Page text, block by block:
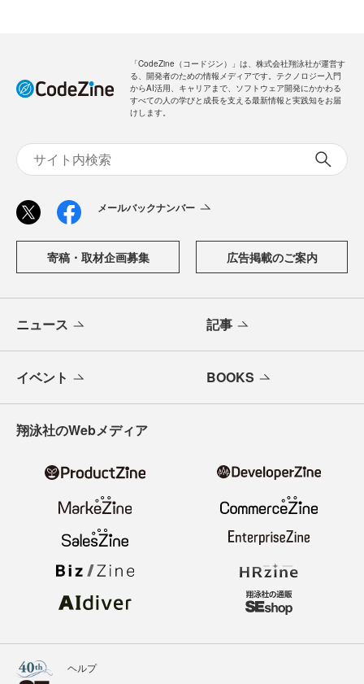
「CodeZine（コードジン）」は、株式会社翔泳社が運営す
る、開発者のための情報メディアです。テクノロジー入門
からAI活用、キャリアまで、ソフトウェア開発にかかわる
すべての人の学びと成長を支える最新情報と実践知をお届
けします。
メールバックナンバー
寄稿・取材企画募集 広告掲載のご案内
ニュース 記事
イベント BOOKS
翔泳社のWebメディア
ヘルプ